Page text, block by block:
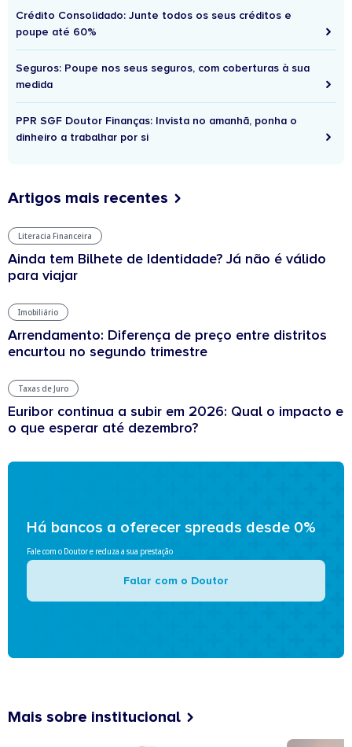
Crédito Consolidado: Junte todos os seus créditos e
poupe até 60%
Seguros: Poupe nos seus seguros, com coberturas à sua
medida
PPR SGF Doutor Finanças: Invista no amanhã, ponha o
dinheiro a trabalhar por si
Artigos mais recentes
Literacia Financeira
Ainda tem Bilhete de Identidade? Já não é válido
para viajar
Imobiliário
Arrendamento: Diferença de preço entre distritos
encurtou no segundo trimestre
Taxas de Juro
Euribor continua a subir em 2026: Qual o impacto e
o que esperar até dezembro?
Há bancos a oferecer spreads desde 0%
Fale com o Doutor e reduza a sua prestação
Falar com o Doutor
Mais sobre institucional